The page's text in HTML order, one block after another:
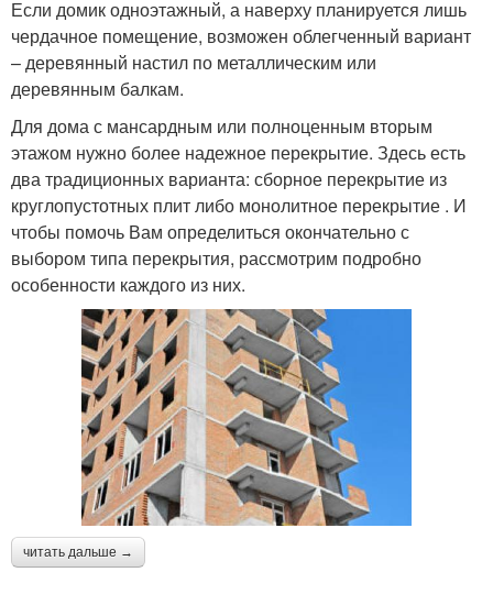
Если домик одноэтажный, а наверху планируется лишь
чердачное помещение, возможен облегченный вариант
– деревянный настил по металлическим или
деревянным балкам.
Для дома с мансардным или полноценным вторым
этажом нужно более надежное перекрытие. Здесь есть
два традиционных варианта: сборное перекрытие из
круглопустотных плит либо монолитное перекрытие . И
чтобы помочь Вам определиться окончательно с
выбором типа перекрытия, рассмотрим подробно
особенности каждого из них.
читать дальше →